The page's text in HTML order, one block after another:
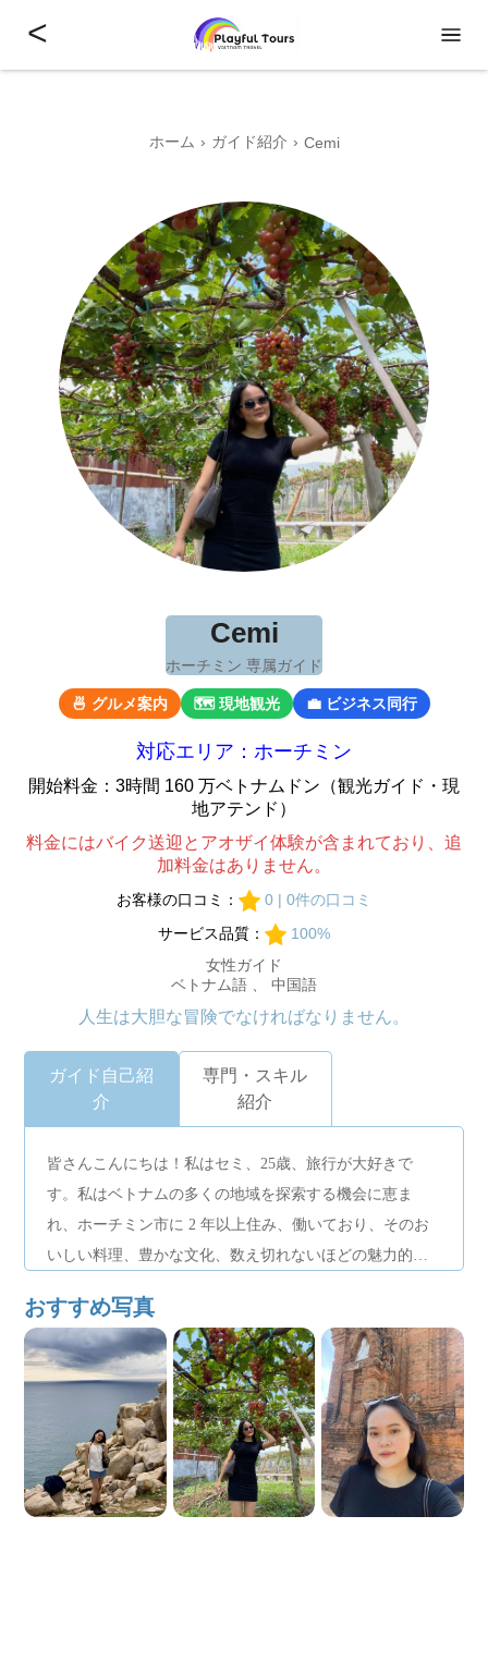
<
ホーム ガイド紹介 Cemi
Cemi
ホーチミン 専属ガイド
🍜 グルメ案内 🗺 現地観光 💼 ビジネス同行
対応エリア：ホーチミン
開始料金：3時間 160 万ベトナムドン（観光ガイド・現
地アテンド）
料金にはバイク送迎とアオザイ体験が含まれており、追
加料金はありません。
お客様の口コミ：
0 | 0件の口コミ
サービス品質：
100%
女性ガイド
ベトナム語 、 中国語
人生は大胆な冒険でなければなりません。
ガイド自己紹
介
専門・スキル
紹介
皆さんこんにちは！私はセミ、25歳、旅行が大好きで
す。私はベトナムの多くの地域を探索する機会に恵ま
れ、ホーチミン市に 2 年以上住み、働いており、そのお
いしい料理、豊かな文化、数え切れないほどの魅力的な
おすすめ写真